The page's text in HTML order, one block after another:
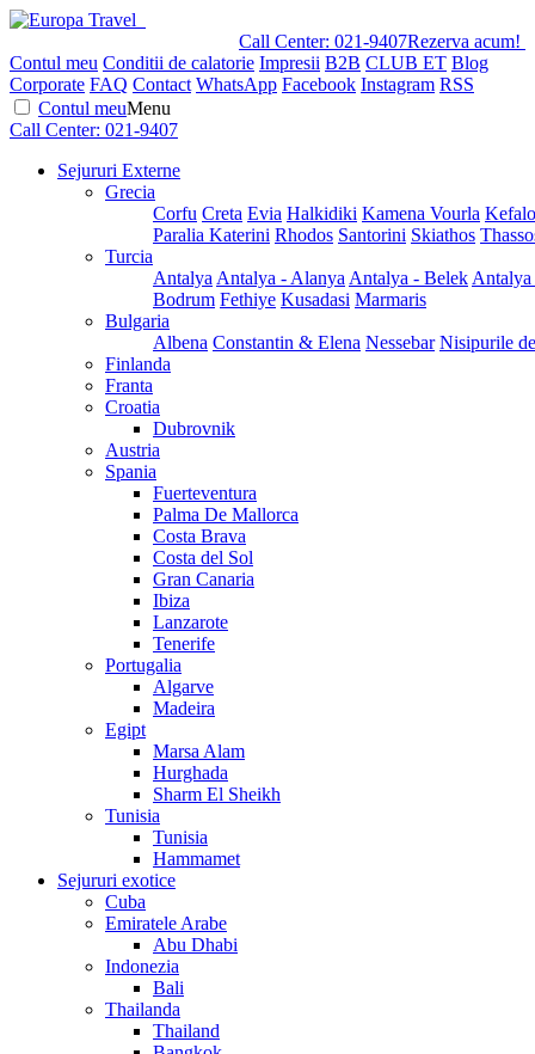
Call Center: 021-9407Rezerva acum!
Contul meu Conditii de calatorie Impresii B2B CLUB ET Blog
Corporate FAQ Contact WhatsApp Facebook Instagram RSS
Contul meuMenu
Call Center: 021-9407
Sejururi Externe
Grecia
Corfu Creta Evia Halkidiki Kamena Vourla
Paralia Katerini Rhodos Santorini Skiathos
Turcia
Antalya Antalya - Alanya Antalya - Belek
Bodrum Fethiye Kusadasi Marmaris
Bulgaria
Albena Constantin & Elena Nessebar Nisipurile
Finlanda
Franta
Croatia
Dubrovnik
Austria
Spania
Fuerteventura
Palma De Mallorca
Costa Brava
Costa del Sol
Gran Canaria
Ibiza
Lanzarote
Tenerife
Portugalia
Algarve
Madeira
Egipt
Marsa Alam
Hurghada
Sharm El Sheikh
Tunisia
Tunisia
Hammamet
Sejururi exotice
Cuba
Emiratele Arabe
Abu Dhabi
Indonezia
Bali
Thailanda
Thailand